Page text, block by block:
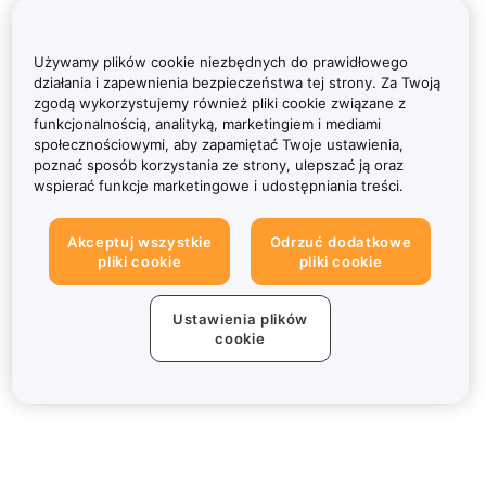
Używamy plików cookie niezbędnych do prawidłowego
działania i zapewnienia bezpieczeństwa tej strony. Za Twoją
zgodą wykorzystujemy również pliki cookie związane z
funkcjonalnością, analityką, marketingiem i mediami
społecznościowymi, aby zapamiętać Twoje ustawienia,
poznać sposób korzystania ze strony, ulepszać ją oraz
wspierać funkcje marketingowe i udostępniania treści.
Akceptuj wszystkie
pliki cookie
Odrzuć dodatkowe
pliki cookie
Ustawienia plików
cookie